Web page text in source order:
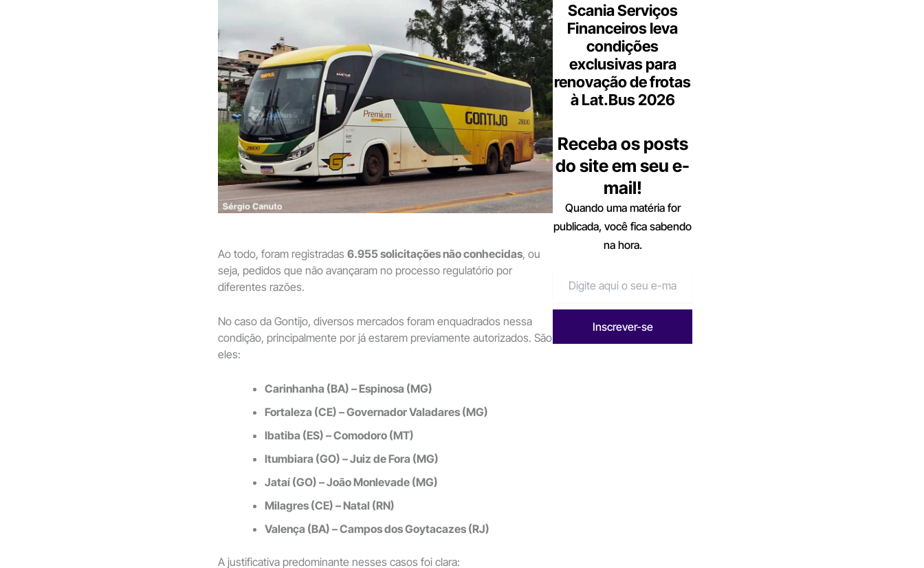
Ao todo, foram registradas 6.955 solicitações não conhecidas, ou
seja, pedidos que não avançaram no processo regulatório por
diferentes razões.
No caso da Gontijo, diversos mercados foram enquadrados nessa
condição, principalmente por já estarem previamente autorizados. São
eles:
Carinhanha (BA) – Espinosa (MG)
Fortaleza (CE) – Governador Valadares (MG)
Ibatiba (ES) – Comodoro (MT)
Itumbiara (GO) – Juiz de Fora (MG)
Jataí (GO) – João Monlevade (MG)
Milagres (CE) – Natal (RN)
Valença (BA) – Campos dos Goytacazes (RJ)
A justificativa predominante nesses casos foi clara:
Scania Serviços
Financeiros leva
condições
exclusivas para
renovação de frotas
à Lat.Bus 2026
Receba os posts
do site em seu e-
mail!
Quando uma matéria for
publicada, você fica sabendo
na hora.
Inscrever-se